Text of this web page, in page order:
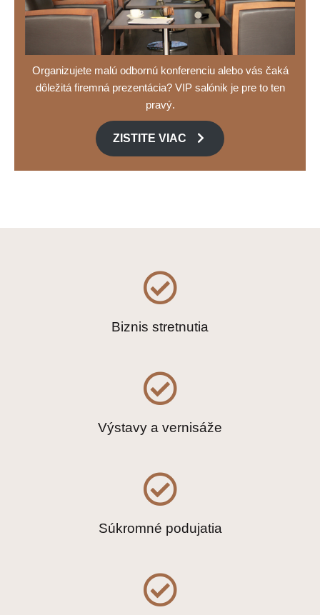
Organizujete malú odbornú konferenciu alebo vás čaká
dôležitá firemná prezentácia? VIP salónik je pre to ten
pravý.
ZISTITE VIAC
Biznis stretnutia
Výstavy a vernisáže
Súkromné podujatia